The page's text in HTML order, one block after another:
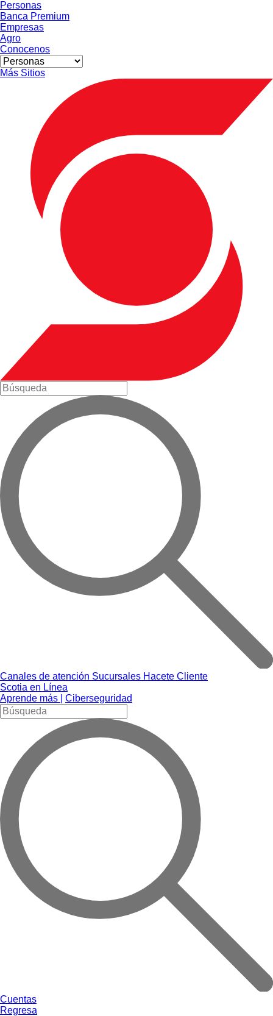
Personas
Banca Premium
Empresas
Agro
Conocenos
Más Sitios
Canales de atención Sucursales Hacete Cliente
Scotia en Línea
Aprende más |
Ciberseguridad
Cuentas
Regresa